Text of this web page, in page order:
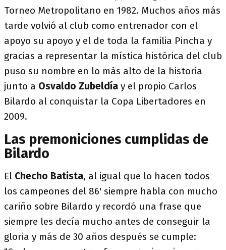
Torneo Metropolitano en 1982. Muchos años más
tarde volvió al club como entrenador con el
apoyo su apoyo y el de toda la familia Pincha y
gracias a representar la mística histórica del club
puso su nombre en lo más alto de la historia
junto a Osvaldo Zubeldía y el propio Carlos
Bilardo al conquistar la Copa Libertadores en
2009.
Las premoniciones cumplidas de
Bilardo
El Checho Batista, al igual que lo hacen todos
los campeones del 86' siempre habla con mucho
cariño sobre Bilardo y recordó una frase que
siempre les decía mucho antes de conseguir la
gloria y más de 30 años después se cumple: